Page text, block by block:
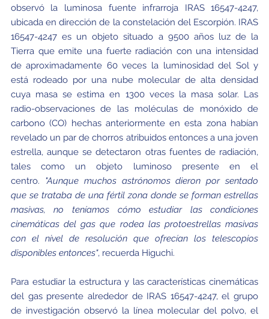
observó la luminosa fuente infrarroja IRAS 16547-4247,
ubicada en dirección de la constelación del Escorpión. IRAS
16547-4247 es un objeto situado a 9500 años luz de la
Tierra que emite una fuerte radiación con una intensidad
de aproximadamente 60 veces la luminosidad del Sol y
está rodeado por una nube molecular de alta densidad
cuya masa se estima en 1300 veces la masa solar. Las
radio-observaciones de las moléculas de monóxido de
carbono (CO) hechas anteriormente en esta zona habían
revelado un par de chorros atribuidos entonces a una joven
estrella, aunque se detectaron otras fuentes de radiación,
tales como un objeto luminoso presente en el
centro. "Aunque muchos astrónomos dieron por sentado
que se trataba de una fértil zona donde se forman estrellas
masivas, no teníamos cómo estudiar las condiciones
cinemáticas del gas que rodea las protoestrellas masivas
con el nivel de resolución que ofrecían los telescopios
disponibles entonces", recuerda Higuchi.
Para estudiar la estructura y las características cinemáticas
del gas presente alrededor de IRAS 16547-4247, el grupo
de investigación observó la línea molecular del polvo, el